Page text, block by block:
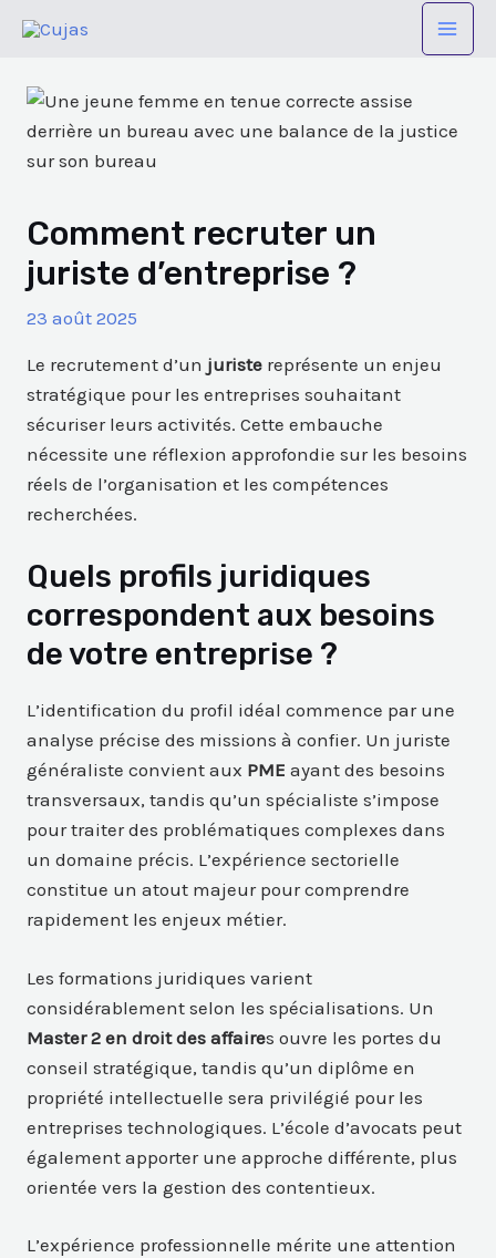
Comment recruter un
juriste d’entreprise ?
23 août 2025
Le recrutement d’un juriste représente un enjeu
stratégique pour les entreprises souhaitant
sécuriser leurs activités. Cette embauche
nécessite une réflexion approfondie sur les besoins
réels de l’organisation et les compétences
recherchées.
Quels profils juridiques
correspondent aux besoins
de votre entreprise ?
L’identification du profil idéal commence par une
analyse précise des missions à confier. Un juriste
généraliste convient aux PME ayant des besoins
transversaux, tandis qu’un spécialiste s’impose
pour traiter des problématiques complexes dans
un domaine précis. L’expérience sectorielle
constitue un atout majeur pour comprendre
rapidement les enjeux métier.
Les formations juridiques varient
considérablement selon les spécialisations. Un
Master 2 en droit des affaires ouvre les portes du
conseil stratégique, tandis qu’un diplôme en
propriété intellectuelle sera privilégié pour les
entreprises technologiques. L’école d’avocats peut
également apporter une approche différente, plus
orientée vers la gestion des contentieux.
L’expérience professionnelle mérite une attention
des